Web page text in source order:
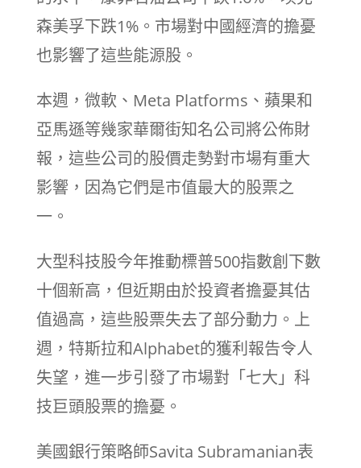
森美孚下跌1%。市場對中國經濟的擔憂
也影響了這些能源股。
本週，微軟、Meta Platforms、蘋果和
亞馬遜等幾家華爾街知名公司將公佈財
報，這些公司的股價走勢對市場有重大
影響，因為它們是市值最大的股票之
一。
大型科技股今年推動標普500指數創下數
十個新高，但近期由於投資者擔憂其估
值過高，這些股票失去了部分動力。上
週，特斯拉和Alphabet的獲利報告令人
失望，進一步引發了市場對「七大」科
技巨頭股票的擔憂。
美國銀行策略師Savita Subramanian表